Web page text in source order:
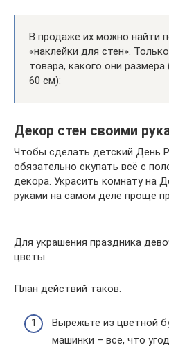
В продаже их можно найти
«наклейки для стен».
товара, какого они
60 см):
Декор стен своими
Чтобы сделать детский День
обязательно скупать всё с
декора. Украсить комнату на
руками на самом деле проще
Для украшения праздника
цветы
План действий таков.
Вырежьте из цветной
машинки – все, что